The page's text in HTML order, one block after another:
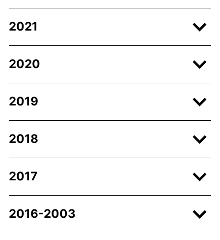
2021
2020
2019
2018
2017
2016-2003